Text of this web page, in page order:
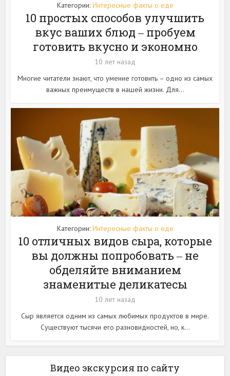
Категории: Интересные факты о еде
10 простых способов улучшить
вкус ваших блюд ‒ пробуем
готовить вкусно и экономно
10 лет назад
Многие читатели знают, что умение готовить – одно из самых
важных преимуществ в нашей жизни. Для...
Категории: Интересные факты о еде
10 отличных видов сыра, которые
вы должны попробовать ‒ не
обделяйте вниманием
знаменитые деликатесы
10 лет назад
Сыр является одним из самых любимых продуктов в мире.
Существуют тысячи его разновидностей, но, к...
Видео экскурсия по сайту